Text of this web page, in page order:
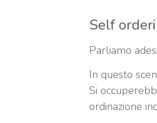
Self
Parliamo
In questo
Si
ordinazione